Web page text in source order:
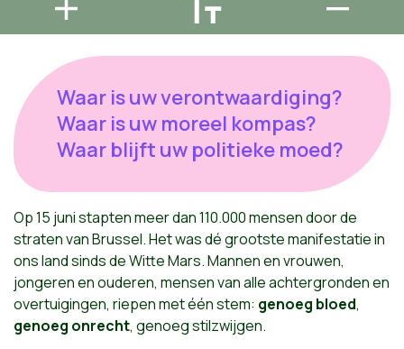
Waar is uw verontwaardiging?
Waar is uw moreel kompas?
Waar blijft uw politieke moed?
Op 15 juni stapten meer dan 110.000 mensen door de
straten van Brussel. Het was dé grootste manifestatie in
ons land sinds de Witte Mars. Mannen en vrouwen,
jongeren en ouderen, mensen van alle achtergronden en
overtuigingen, riepen met één stem: genoeg bloed,
genoeg onrecht, genoeg stilzwijgen.